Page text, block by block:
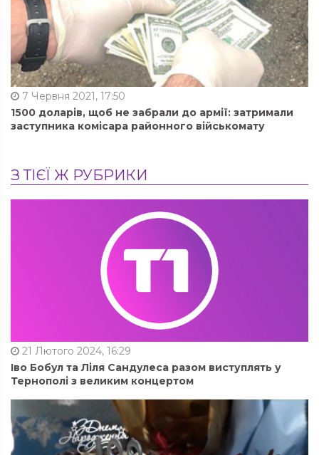
7 Червня 2021, 17:50
1500 доларів, щоб не забрали до армії: затримали
заступника комісара районного військомату
З ТІЄЇ Ж РУБРИКИ
21 Лютого 2024, 16:29
Іво Бобул та Ліля Сандулеса разом виступлять у
Тернополі з великим концертом